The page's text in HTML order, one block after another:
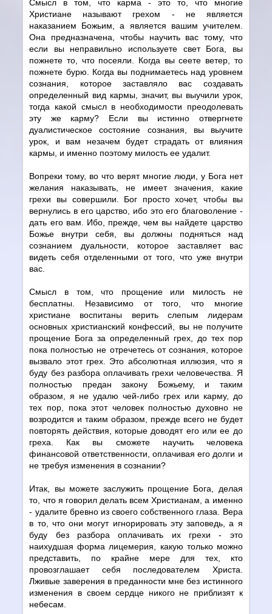
Смысл в том, что карма - это то, что многие
Христиане называют грехом - не является
наказанием Божьим, а является вашим учителем.
Она предназначена, чтобы научить вас тому, что
если вы неправильно используете свет Бога, вы
пожнете то, что посеяли. Когда вы сеете ветер, то
пожнете бурю. Когда вы поднимаетесь над уровнем
сознания, которое заставляло вас создавать
определенный вид кармы, значит, вы выучили урок,
тогда какой смысл в необходимости преодолевать
эту же карму? Если вы истинно отвергнете
дуалистическое состояние сознания, вы выучите
урок, и вам незачем будет страдать от влияния
кармы, и именно поэтому милость ее удалит.
Вопреки тому, во что верят многие люди, у Бога нет
желания наказывать, не имеет значения, какие
грехи вы совершили. Бог просто хочет, чтобы вы
вернулись в его царство, ибо это его благоволение -
дать его вам. Ибо, прежде, чем вы найдете царство
Божье внутри себя, вы должны подняться над
сознанием дуальности, которое заставляет вас
видеть себя отделенными от того, что уже внутри
вас.
Смысл в том, что прощение или милость не
бесплатны. Независимо от того, что многие
христиане воспитаны верить слепым лидерам
основных христианский конфессий, вы не получите
прощение Бога за определенный грех, до тех пор
пока полностью не отречетесь от сознания, которое
вызвало этот грех. Это абсолютная иллюзия, что я
буду без разбора оплачивать грехи человечества. Я
полностью предан закону Божьему, и таким
образом, я не удалю чей-либо грех или карму, до
тех пор, пока этот человек полностью духовно не
возродится и таким образом, прежде всего не будет
повторять действия, которые доводят его или ее до
греха. Как вы сможете научить человека
финансовой ответственности, оплачивая его долги и
не требуя изменения в сознании?
Итак, вы можете заслужить прощение Бога, делая
то, что я говорил делать всем Христианам, а именно
- удалите бревно из своего собственного глаза. Вера
в то, что они могут игнорировать эту заповедь, а я
буду без разбора оплачивать их грехи - это
наихудшая форма лицемерия, какую только можно
представить, по крайне мере для тех, кто
провозглашает себя последователем Христа.
Лживые заверения в преданности мне без истинного
изменения в своем сердце никого не приблизят к
небесам.